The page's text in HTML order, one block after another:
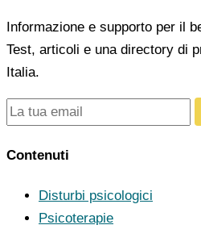
Informazione e supporto per il
Test, articoli e una directory di
Italia.
Contenuti
Disturbi psicologici
Psicoterapie